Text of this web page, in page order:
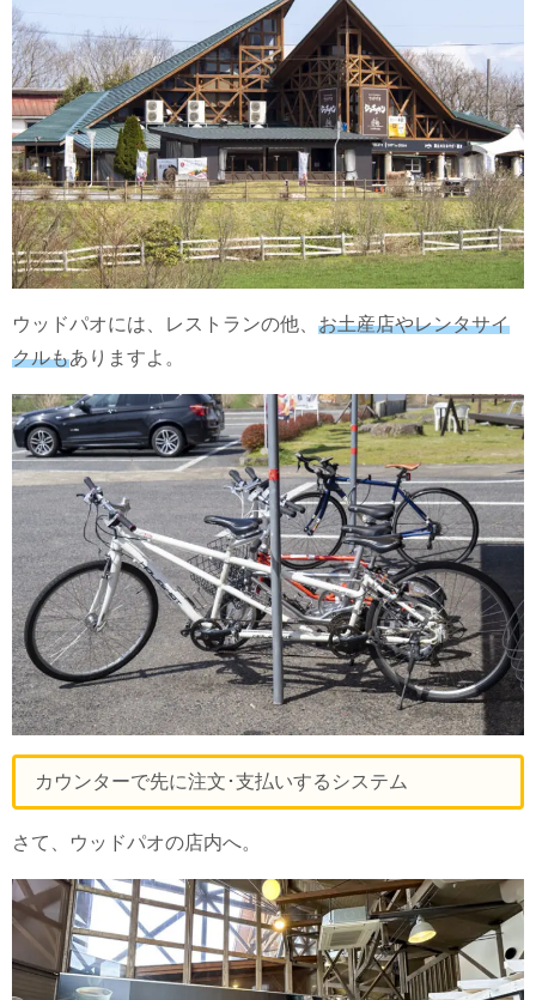
ウッドパオには、レストランの他、 お土産店やレンタサイ
クルもありますよ。
カウンターで先に注文･支払いするシステム
さて、ウッドパオの店内へ。